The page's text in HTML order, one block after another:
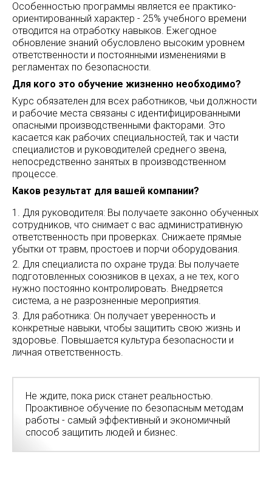
Особенностью программы является ее практико-
ориентированный характер - 25% учебного времени
отводится на отработку навыков. Ежегодное
обновление знаний обусловлено высоким уровнем
ответственности и постоянными изменениями в
регламентах по безопасности.
Для кого это обучение жизненно необходимо?
Курс обязателен для всех работников, чьи должности
и рабочие места связаны с идентифицированными
опасными производственными факторами. Это
касается как рабочих специальностей, так и части
специалистов и руководителей среднего звена,
непосредственно занятых в производственном
процессе.
Каков результат для вашей компании?
Для руководителя: Вы получаете законно обученных
сотрудников, что снимает с вас административную
ответственность при проверках. Снижаете прямые
убытки от травм, простоев и порчи оборудования.
Для специалиста по охране труда: Вы получаете
подготовленных союзников в цехах, а не тех, кого
нужно постоянно контролировать. Внедряется
система, а не разрозненные мероприятия.
Для работника: Он получает уверенность и
конкретные навыки, чтобы защитить свою жизнь и
здоровье. Повышается культура безопасности и
личная ответственность.
Не ждите, пока риск станет реальностью.
Проактивное обучение по безопасным методам
работы - самый эффективный и экономичный
способ защитить людей и бизнес.